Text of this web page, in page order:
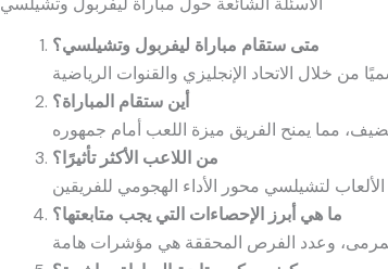
متى ستقام مباراة ليفربول وتشيلسي؟
أين ستقام المباراة؟
من اللاعب الأكثر تأثيرًا؟
ما هي أبرز الإحصاءات التي يجب متابعتها؟